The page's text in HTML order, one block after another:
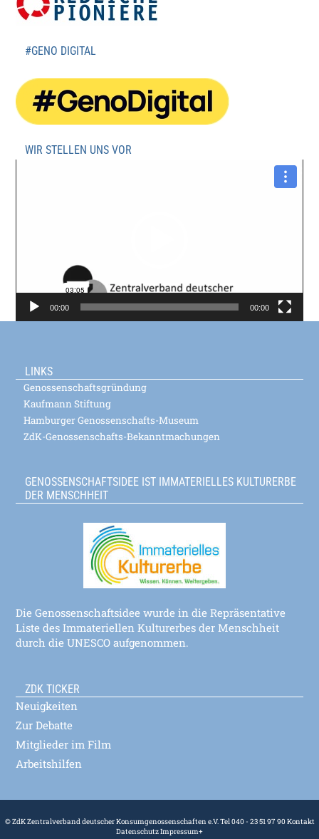
#GENO DIGITAL
WIR STELLEN UNS VOR
00:00 00:00
LINKS
Genossenschaftsgründung
Kaufmann Stiftung
Hamburger Genossenschafts-Museum
ZdK-Genossenschafts-Bekanntmachungen
GENOSSENSCHAFTSIDEE IST IMMATERIELLES KULTURERBE
DER MENSCHHEIT
Die Genossenschaftsidee wurde in die Repräsentative
Liste des Immateriellen Kulturerbes der Menschheit
durch die UNESCO aufgenommen.
ZDK TICKER
Neuigkeiten
Zur Debatte
Mitglieder im Film
Arbeitshilfen
© ZdK Zentralverband deutscher Konsumgenossenschaften e.V. Tel 040 - 23 51 97 90Kontakt
DatenschutzImpressum+